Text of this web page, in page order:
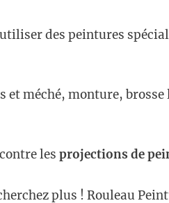
des peintures
méché, monture,
les projections de
plus ! Rouleau